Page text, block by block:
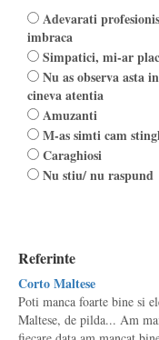
Adevarati
imbraca
Simpatici, mi-ar
Nu as observa asta
cineva atentia
Amuzanti
M-as simti cam
Caraghiosi
Nu stiu/ nu raspund
Referinte
Corto Maltese
Poti manca foarte bine si
Maltese, de pilda... Am